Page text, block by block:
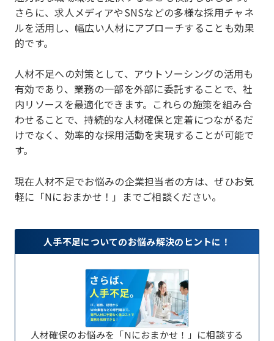
さらに、求人メディアやSNSなどの多様な採用チャネ
ルを活用し、幅広い人材にアプローチすることも効果
的です。
人材不足への対策として、アウトソーシングの活用も
有効であり、業務の一部を外部に委託することで、社
内リソースを最適化できます。これらの施策を組み合
わせることで、持続的な人材確保と定着につながるだ
けでなく、効率的な採用活動を実現することが可能で
す。
現在人材不足でお悩みの企業担当者の方は、ぜひお気
軽に「Nにおまかせ！」までご相談ください。
人手不足についてのお悩み解決のヒントに！
人材確保のお悩みを「Nにおまかせ！」に相談する